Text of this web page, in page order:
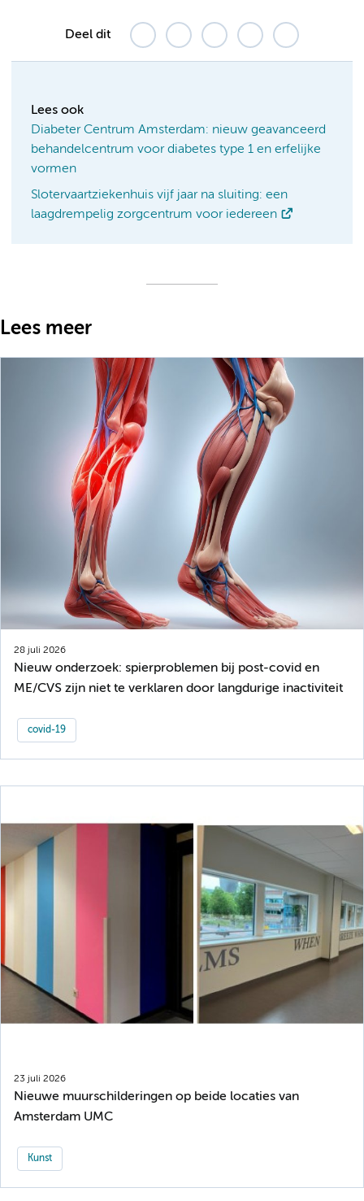
Deel dit
Lees ook
Diabeter Centrum Amsterdam: nieuw geavanceerd
behandelcentrum voor diabetes type 1 en erfelijke
vormen
Slotervaartziekenhuis vijf jaar na sluiting: een
laagdrempelig zorgcentrum voor iedereen
Lees meer
28 juli 2026
Nieuw onderzoek: spierproblemen bij post-covid en
ME/CVS zijn niet te verklaren door langdurige inactiviteit
covid-19
23 juli 2026
Nieuwe muurschilderingen op beide locaties van
Amsterdam UMC
Kunst